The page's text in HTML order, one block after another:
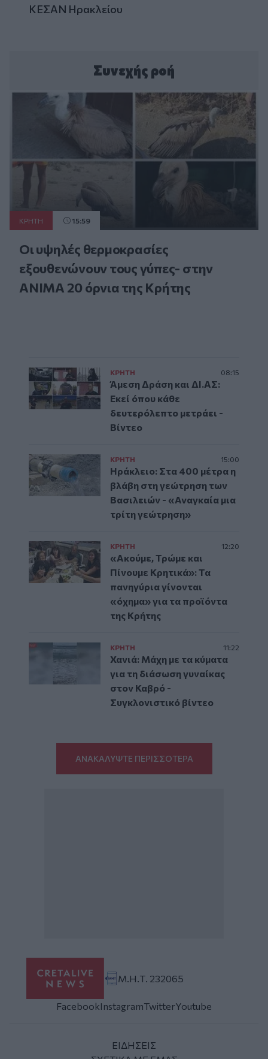
ΚΕΣΑΝ Ηρακλείου
Συνεχής ροή
ΚΡΗΤΗ 15:59
Οι υψηλές θερμοκρασίες
εξουθενώνουν τους γύπες- στην
ΑΝΙΜΑ 20 όρνια της Κρήτης
ΚΡΗΤΗ 08:15
Άμεση Δράση και ΔΙ.ΑΣ:
Εκεί όπου κάθε
δευτερόλεπτο μετράει -
Βίντεο
ΚΡΗΤΗ 15:00
Ηράκλειο: Στα 400 μέτρα η
βλάβη στη γεώτρηση των
Βασιλειών - «Αναγκαία μια
τρίτη γεώτρηση»
ΚΡΗΤΗ 12:20
«Ακούμε, Τρώμε και
Πίνουμε Κρητικά»: Τα
πανηγύρια γίνονται
«όχημα» για τα προϊόντα
της Κρήτης
ΚΡΗΤΗ 11:22
Χανιά: Μάχη με τα κύματα
για τη διάσωση γυναίκας
στον Καβρό -
Συγκλονιστικό βίντεο
ΑΝΑΚΑΛΥΨΤΕ ΠΕΡΙΣΣΟΤΕΡΑ
Μ.Η.Τ. 232065
FacebookInstagramTwitterYoutube
ΕΙΔΗΣΕΙΣ